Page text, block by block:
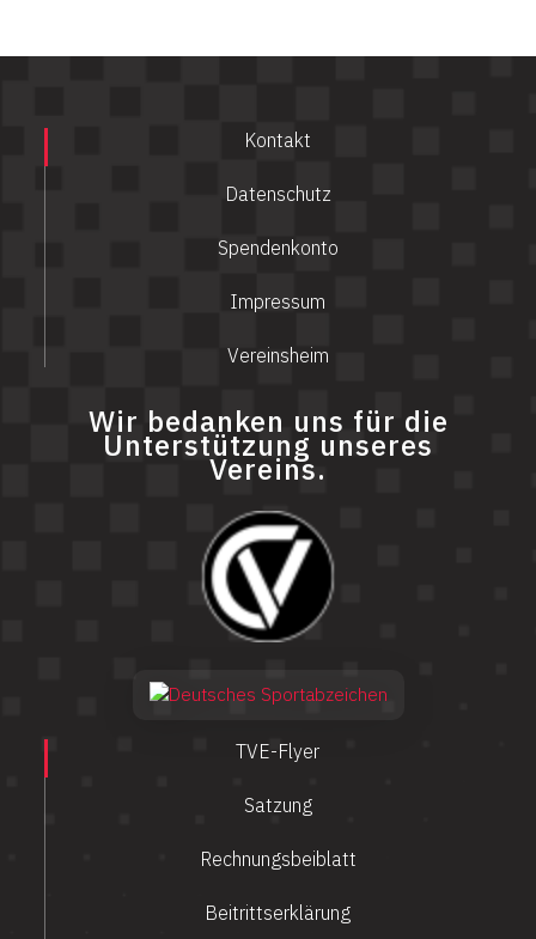
Kontakt
Datenschutz
Spendenkonto
Impressum
Vereinsheim
Wir bedanken uns für die
Unterstützung unseres
Vereins.
TVE-Flyer
Satzung
Rechnungsbeiblatt
Beitrittserklärung